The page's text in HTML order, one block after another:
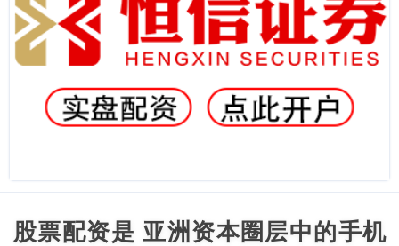
股票配资是 亚洲资本圈层中的手机